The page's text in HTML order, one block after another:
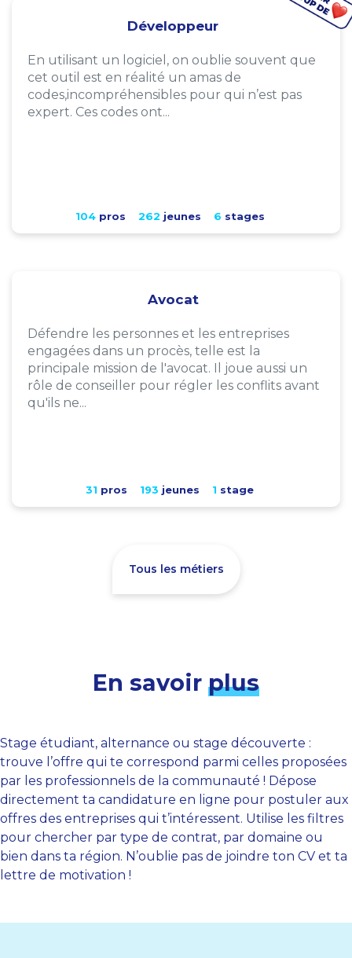
Développeur
En utilisant un logiciel, on oublie souvent que
cet outil est en réalité un amas de
codes,incompréhensibles pour qui n’est pas
expert. Ces codes ont...
104pros 262 jeunes 6 stages
Avocat
Défendre les personnes et les entreprises
engagées dans un procès, telle est la
principale mission de l'avocat. Il joue aussi un
rôle de conseiller pour régler les conflits avant
qu'ils ne...
31 pros 193 jeunes 1 stage
Tous les métiers
En savoir plus
Stage étudiant, alternance ou stage découverte :
trouve l’offre qui te correspond parmi celles proposées
par les professionnels de la communauté ! Dépose
directement ta candidature en ligne pour postuler aux
offres des entreprises qui t’intéressent. Utilise les filtres
pour chercher par type de contrat, par domaine ou
bien dans ta région. N’oublie pas de joindre ton CV et ta
lettre de motivation !